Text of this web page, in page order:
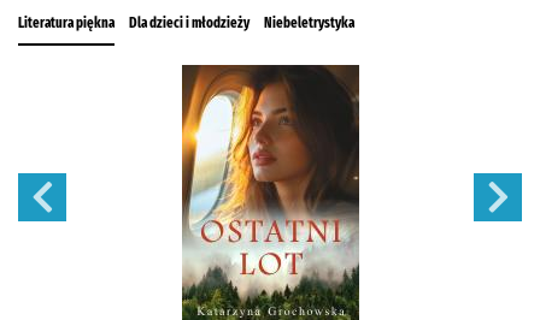
Literatura piękna Dla dzieci i młodzieży Niebeletrystyka